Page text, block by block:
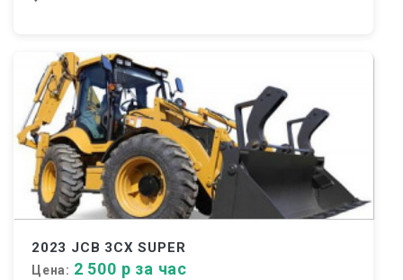
2023 JCB 3CX SUPER
Цена: 2 500 р за час